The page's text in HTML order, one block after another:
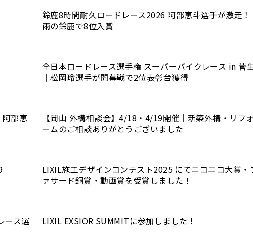
鈴鹿8時間耐久ロードレース2026 阿部恵斗選手が激走！
雨の鈴鹿で8位入賞
全日本ロードレース選手権 スーパーバイクレース in 菅
｜松岡玲選手が開幕戦で2位表彰台獲得
部恵
【岡山 外構相談会】4/18・4/19開催｜新築外構・リフォ
ームのご相談ありがとうございました
LIXIL施工デザインコンテスト2025 にてニコニコ大賞・
ァサード銅賞・動画賞を受賞しました！
ース選
LIXIL EXSIOR SUMMITに参加しました！